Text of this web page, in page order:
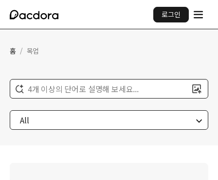
로그인
홈 / 목업
4개 이상의 단어로 설명해 보세요...
All